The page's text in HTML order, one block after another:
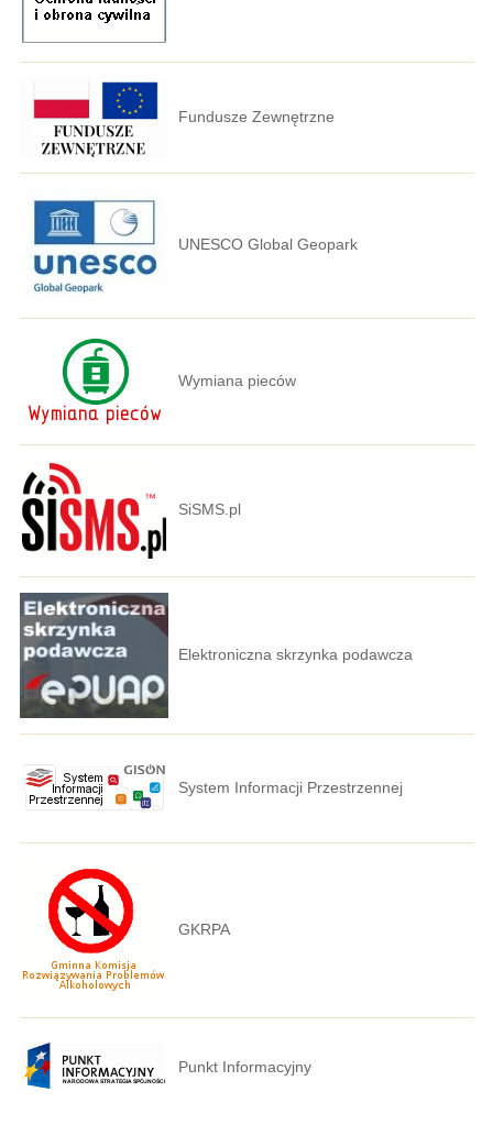
Fundusze Zewnętrzne
UNESCO Global Geopark
Wymiana pieców
SiSMS.pl
Elektroniczna skrzynka podawcza
System Informacji Przestrzennej
GKRPA
Punkt Informacyjny